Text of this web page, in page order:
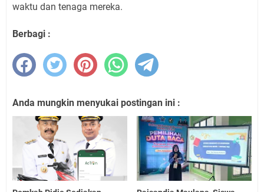
waktu dan tenaga mereka.
Berbagi :
Anda mungkin menyukai postingan ini :